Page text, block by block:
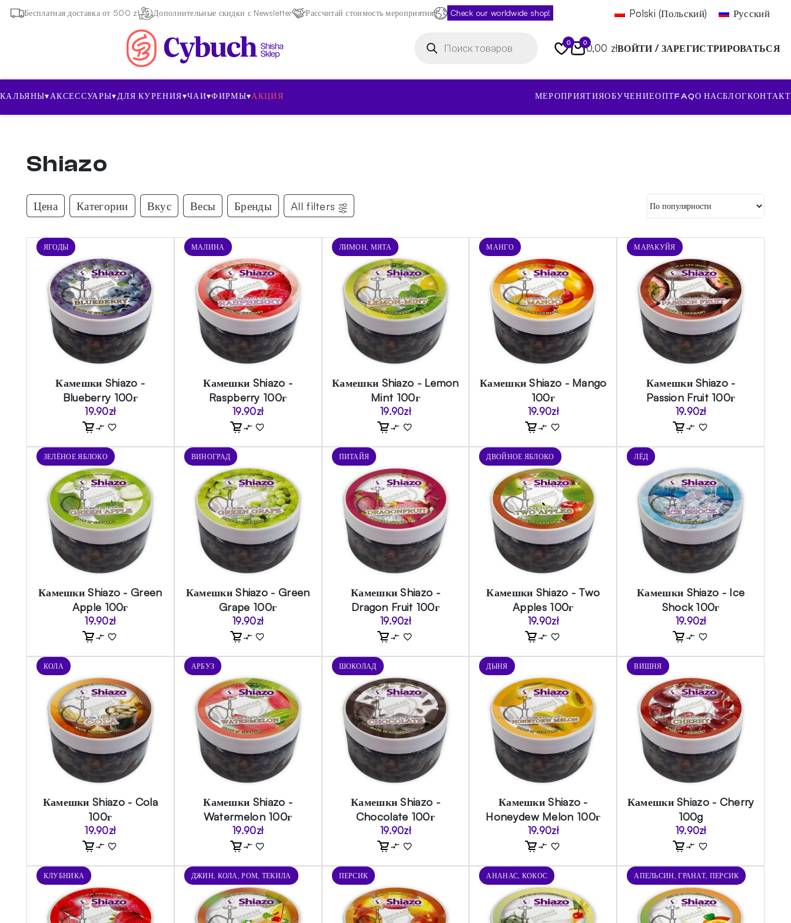
Бесплатная доставка от 500 zł Дополнительные скидки с Newsletter Рассчитай стоимость мероприятия Check our worldwide shop! Polski (Польский)
Русский
товаров 0 00,00 złВОЙТИ / ЗАРЕГИСТРИРОВАТЬСЯ
КАЛЬЯНЫ▾АКСЕССУАРЫ▾ДЛЯ КУРЕНИЯ▾ЧАИ▾ФИРМЫ▾АКЦИЯ МЕРОПРИЯТИЯОБУЧЕНИЕОПТFAQО НАСБЛОГКОНТАКТ
Shiazo
Цена Категории Вкус Весы Бренды All filters
ЯГОДЫ
Камешки Shiazo -
Blueberry 100г
19.90zł
МАЛИНА
Камешки Shiazo -
Raspberry 100г
19.90zł
ЛИМОН, МЯТА
Камешки Shiazo - Lemon
Mint 100г
19.90zł
МАНГО
Камешки Shiazo - Mango
100г
19.90zł
МАРАКУЙЯ
Камешки Shiazo -
Passion Fruit 100г
19.90zł
ЗЕЛЁНОЕ ЯБЛОКО
Камешки Shiazo - Green
Apple 100г
19.90zł
ВИНОГРАД
Камешки Shiazo - Green
Grape 100г
19.90zł
ПИТАЙЯ
Камешки Shiazo -
Dragon Fruit 100г
19.90zł
ДВОЙНОЕ ЯБЛОКО
Камешки Shiazo - Two
Apples 100г
19.90zł
ЛЁД
Камешки Shiazo - Ice
Shock 100г
19.90zł
КОЛА
Камешки Shiazo - Cola
100г
19.90zł
АРБУЗ
Камешки Shiazo -
Watermelon 100г
19.90zł
ШОКОЛАД
Камешки Shiazo -
Chocolate 100г
19.90zł
ДЫНЯ
Камешки Shiazo -
Honeydew Melon 100г
19.90zł
ВИШНЯ
Камешки Shiazo - Cherry
100g
19.90zł
КЛУБНИКА ДЖИН, КОЛА, РОМ, ТЕКИЛА ПЕРСИК АНАНАС, КОКОС АПЕЛЬСИН, ГРАНАТ, ПЕРСИК